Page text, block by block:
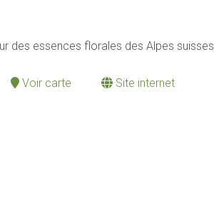
des essences florales des Alpes suisses
Voir carte Site internet